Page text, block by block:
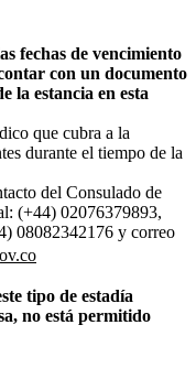
fechas de vencimiento
con un documento
la estancia en esta
que cubra a la
durante el tiempo de la
del Consulado de
(+44) 02076379893,
08082342176 y correo
tipo de estadía
no está permitido